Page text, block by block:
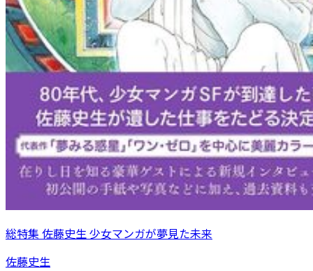
総特集 佐藤史生 少女マンガが夢見た未来
佐藤史生